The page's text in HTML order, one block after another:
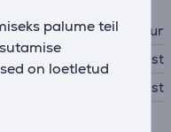
palume teil
on loetletud
juhtmega klaviatuur
Trust
must